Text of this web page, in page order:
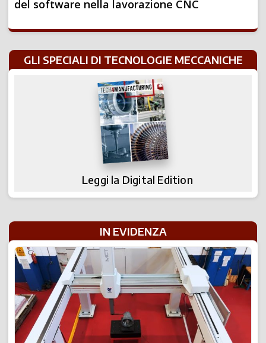
del software nella lavorazione CNC
GLI SPECIALI DI TECNOLOGIE MECCANICHE
Leggi la Digital Edition
IN EVIDENZA